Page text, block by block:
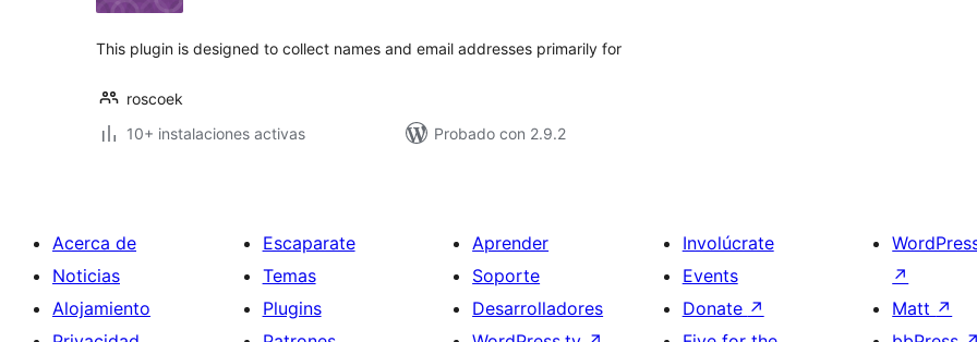
This plugin is designed to collect names and email addresses primarily for
roscoek
10+ instalaciones activas
Probado con 2.9.2
Acerca de
Noticias
Alojamiento
Escaparate
Temas
Plugins
Aprender
Soporte
Desarrolladores
Involúcrate
Events
Donate ↗
↗
Matt ↗